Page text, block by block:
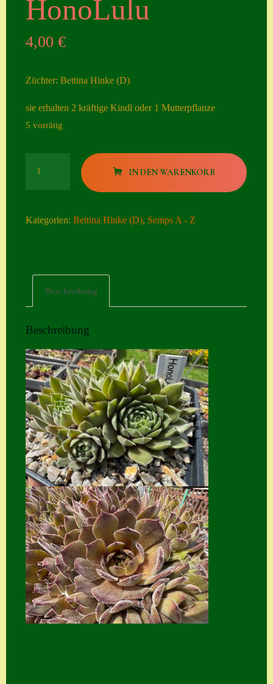
ngen
Datenschutzerklä
mit Semps
Kasse
Kontakt
Mein Konto
Naturformen
S. x nixonii
Semps die ich
suche
Semps von A – Z
Shop
Suche
Sue Thomas
Translator
HonoLulu
4,00€
Züchter: Bettina Hinke (D)
sie erhalten 2 kräftige Kindl oder 1 Mutterpflanze
5 vorrätig
IN DEN WARENKORB
Kategorien:Bettina Hinke (D), Semps A - Z
Beschreibung
Beschreibung